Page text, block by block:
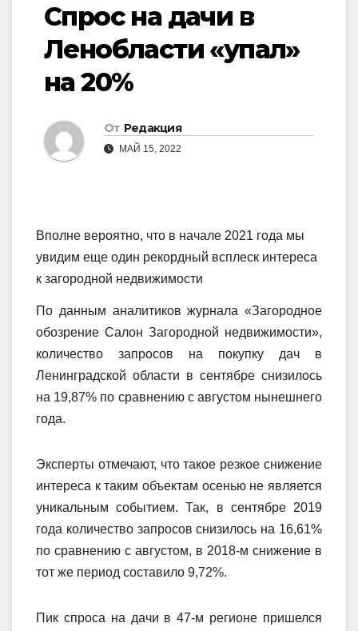
Спрос на дачи в
Ленобласти «упал»
на 20%
От Редакция
МАЙ 15, 2022
Вполне вероятно, что в начале 2021 года мы
увидим еще один рекордный всплеск интереса
к загородной недвижимости
По данным аналитиков журнала «Загородное
обозрение Салон Загородной недвижимости»,
количество запросов на покупку дач в
Ленинградской области в сентябре снизилось
на 19,87% по сравнению с августом нынешнего
года.
Эксперты отмечают, что такое резкое снижение
интереса к таким объектам осенью не является
уникальным событием. Так, в сентябре 2019
года количество запросов снизилось на 16,61%
по сравнению с августом, в 2018-м снижение в
тот же период составило 9,72%.
Пик спроса на дачи в 47-м регионе пришелся